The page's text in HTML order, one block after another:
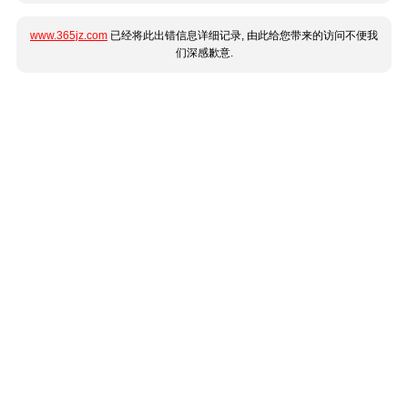
www.365jz.com 已经将此出错信息详细记录, 由此给您带来的访问不便我
们深感歉意.